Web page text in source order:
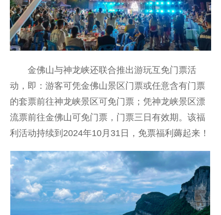
金佛山与神龙峡还联合推出游玩互免门票活
动，即：游客可凭金佛山景区门票或任意含有门票
的套票前往神龙峡景区可免门票；凭神龙峡景区漂
流票前往金佛山可免门票，门票三日有效期。该福
利活动持续到2024年10月31日，免票福利薅起来！